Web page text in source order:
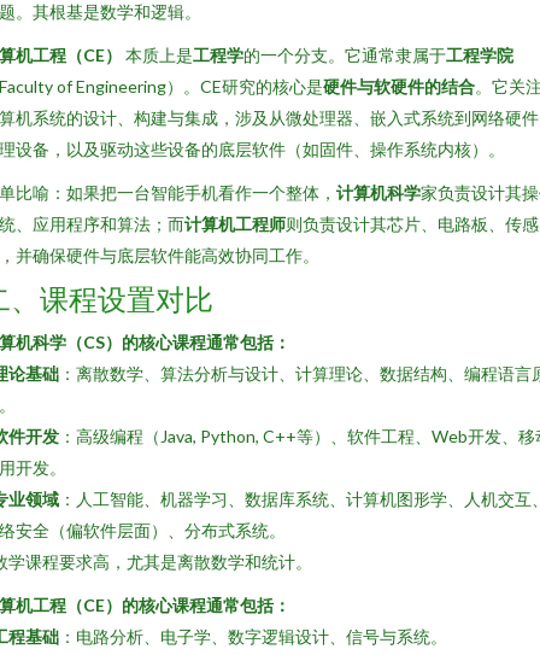
。其根基是数学和逻辑。
机工程（CE） 本质上是工程学的一个分支。它通常隶属于工程学院
of Engineering）。CE研究的核心是硬件与软硬件的结合。它关
机系统的设计、构建与集成，涉及从微处理器、嵌入式系统到网络硬
设备，以及驱动这些设备的底层软件（如固件、操作系统内核）。
比喻：如果把一台智能手机看作一个整体， 计算机科学家负责设计其
、应用程序和算法；而计算机工程师则负责设计其芯片、电路板、传感
并确保硬件与底层软件能高效协同工作。
、课程设置对比
机科学（CS）的核心课程通常包括：
论基础 ：离散数学、算法分析与设计、计算理论、数据结构、编程语言
件开发 ：高级编程（Java, Python, C++等）、软件工程、Web开发、移
开发。
业领域 ：人工智能、机器学习、数据库系统、计算机图形学、人机交互
安全（偏软件层面）、分布式系统。
学课程要求高，尤其是离散数学和统计。
机工程（CE）的核心课程通常包括：
程基础 ：电路分析、电子学、数字逻辑设计、信号与系统。